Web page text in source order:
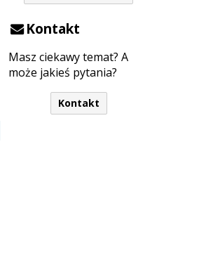
Kontakt
Masz ciekawy temat? A
może jakieś pytania?
Kontakt